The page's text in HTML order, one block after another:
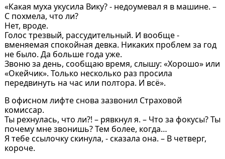
«Какая муха укусила Вику? - недоумевал я в машине. –
С похмела, что ли?
Нет, вроде.
Голос трезвый, рассудительный. И вообще -
вменяемая спокойная девка. Никаких проблем за год
не было. Да больше года уже.
Звоню за день, сообщаю время, слышу: «Хорошо» или
«Окейчик». Только несколько раз просила
передвинуть на час или полтора. И всё».
В офисном лифте снова зазвонил Страховой
комиссар.
Ты рехнулась, что ли?! – рявкнул я. – Что за фокусы? Ты
почему мне звонишь? Тем более, когда…
Я тебе ссылочку скинула, - сказала она. – В четверг,
короче.